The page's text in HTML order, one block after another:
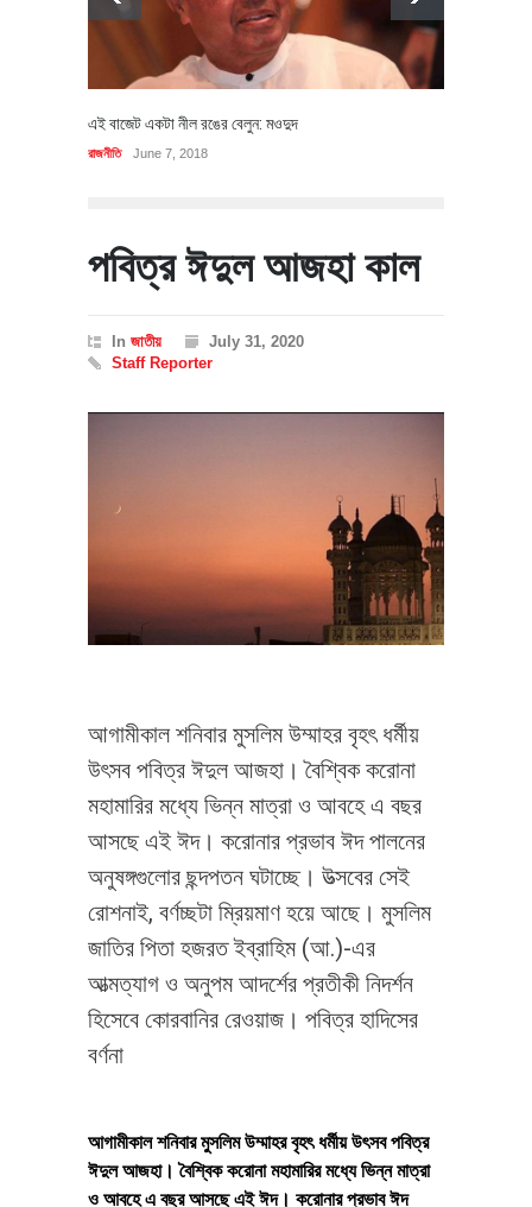
এই বাজেট একটা নীল রঙের বেলুন: মওদুদ
রাজনীতি June 7, 2018
পবিত্র ঈদুল আজহা কাল
In জাতীয়
July 31, 2020
Staff Reporter
আগামীকাল শনিবার মুসলিম উম্মাহর বৃহৎ ধর্মীয়
উৎসব পবিত্র ঈদুল আজহা। বৈশ্বিক করোনা
মহামারির মধ্যে ভিন্ন মাত্রা ও আবহে এ বছর
আসছে এই ঈদ। করোনার প্রভাব ঈদ পালনের
অনুষঙ্গগুলোর ছন্দপতন ঘটাচ্ছে। উত্সবের সেই
রোশনাই, বর্ণচ্ছটা ম্রিয়মাণ হয়ে আছে। মুসলিম
জাতির পিতা হজরত ইব্রাহিম (আ.)-এর
আত্মত্যাগ ও অনুপম আদর্শের প্রতীকী নিদর্শন
হিসেবে কোরবানির রেওয়াজ। পবিত্র হাদিসের
বর্ণনা
আগামীকাল শনিবার মুসলিম উম্মাহর বৃহৎ ধর্মীয় উৎসব পবিত্র
ঈদুল আজহা। বৈশ্বিক করোনা মহামারির মধ্যে ভিন্ন মাত্রা
ও আবহে এ বছর আসছে এই ঈদ। করোনার প্রভাব ঈদ